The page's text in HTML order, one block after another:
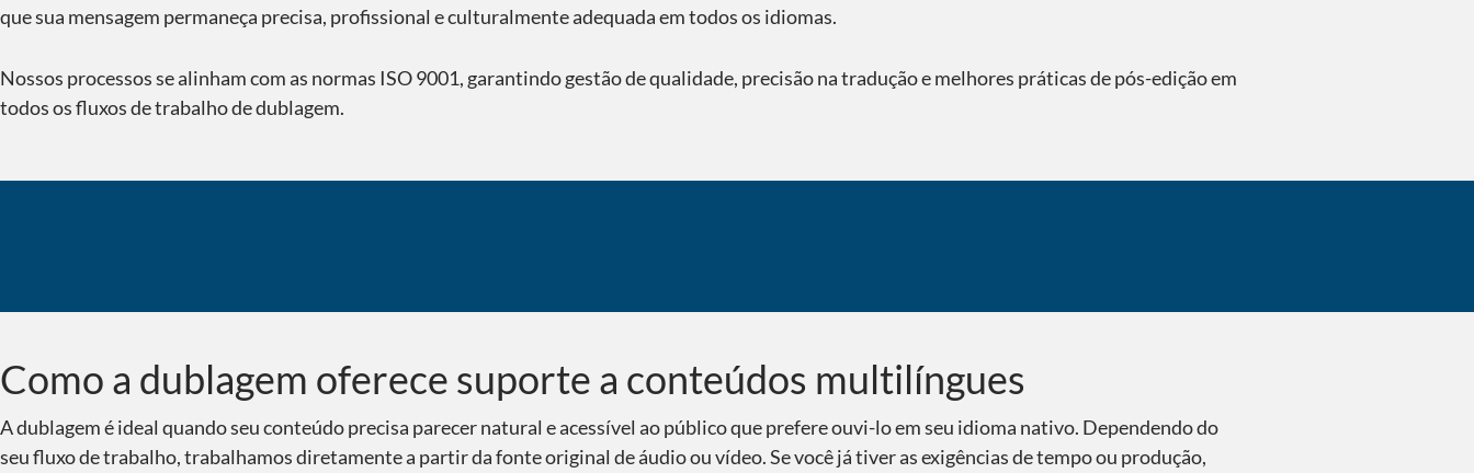
que sua mensagem permaneça precisa, profissional e culturalmente adequada em todos os idiomas.
Nossos processos se alinham com as normas ISO 9001, garantindo gestão de qualidade, precisão na tradução e melhores práticas de pós-edição em
todos os fluxos de trabalho de dublagem.
Você sabia?
Como a dublagem oferece suporte a conteúdos multilíngues
A dublagem é ideal quando seu conteúdo precisa parecer natural e acessível ao público que prefere ouvi-lo em seu idioma nativo. Dependendo do
seu fluxo de trabalho, trabalhamos diretamente a partir da fonte original de áudio ou vídeo. Se você já tiver as exigências de tempo ou produção,